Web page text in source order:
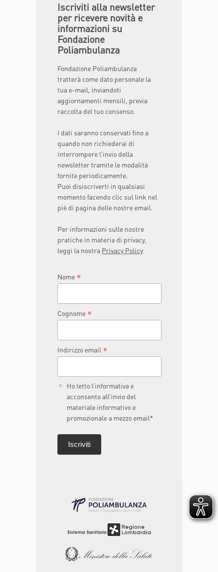
Iscriviti alla newsletter
per ricevere novità e
informazioni su
Fondazione
Poliambulanza
Fondazione Poliambulanza
tratterà come dato personale la
tua e-mail, inviandoti
aggiornamenti mensili, previa
raccolta del tuo consenso.
I dati saranno conservati fino a
quando non richiederai di
interrompere l’invio della
newsletter tramite le modalità
fornite periodicamente.
Puoi disiscriverti in qualsiasi
momento facendo clic sul link nel
piè di pagina delle nostre email.
Per informazioni sulle nostre
pratiche in materia di privacy,
leggi la nostra Privacy Policy
Nome *
Cognome *
Indirizzo email *
Ho letto l’informativa e
acconsento all’invio del
materiale informativo e
promozionale a mezzo email*